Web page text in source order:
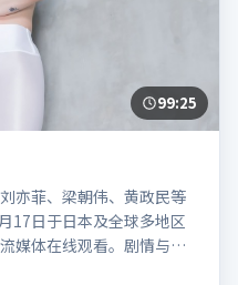
99:25
亦菲、梁朝伟、黄政民等
17日于日本及全球多地区
媒体在线观看。剧情与看
适合全家或朋友一起观